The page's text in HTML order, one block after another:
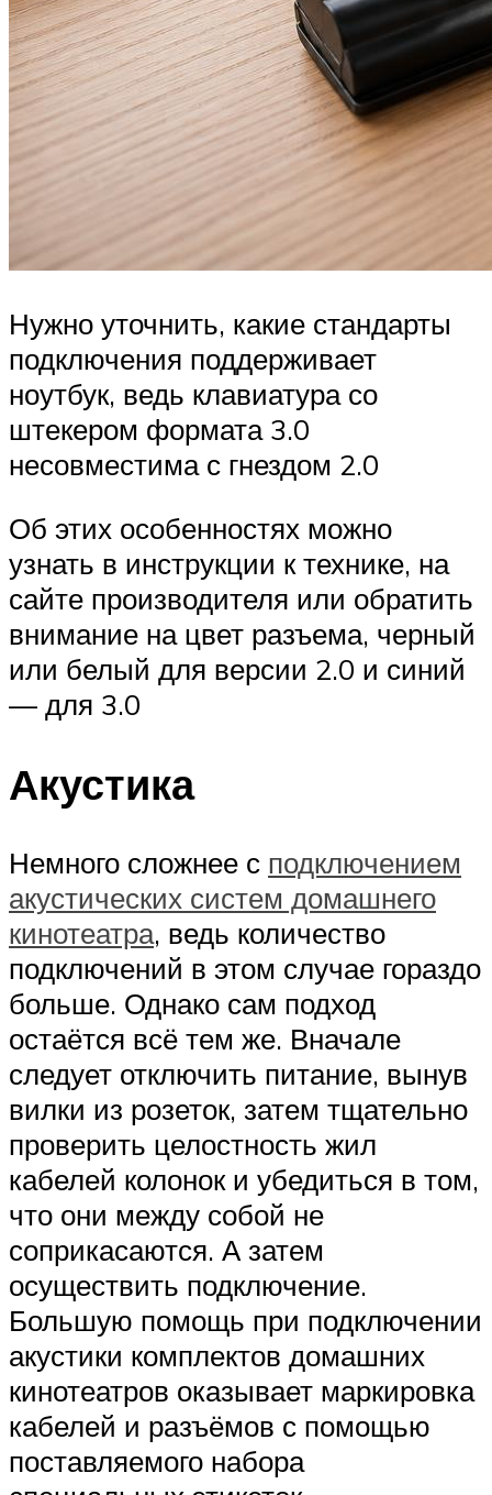
Нужно уточнить, какие стандарты
подключения поддерживает
ноутбук, ведь клавиатура со
штекером формата 3.0
несовместима с гнездом 2.0
Об этих особенностях можно
узнать в инструкции к технике, на
сайте производителя или обратить
внимание на цвет разъема, черный
или белый для версии 2.0 и синий
— для 3.0
Акустика
Немного сложнее с подключением
акустических систем домашнего
кинотеатра, ведь количество
подключений в этом случае гораздо
больше. Однако сам подход
остаётся всё тем же. Вначале
следует отключить питание, вынув
вилки из розеток, затем тщательно
проверить целостность жил
кабелей колонок и убедиться в том,
что они между собой не
соприкасаются. А затем
осуществить подключение.
Большую помощь при подключении
акустики комплектов домашних
кинотеатров оказывает маркировка
кабелей и разъёмов с помощью
поставляемого набора